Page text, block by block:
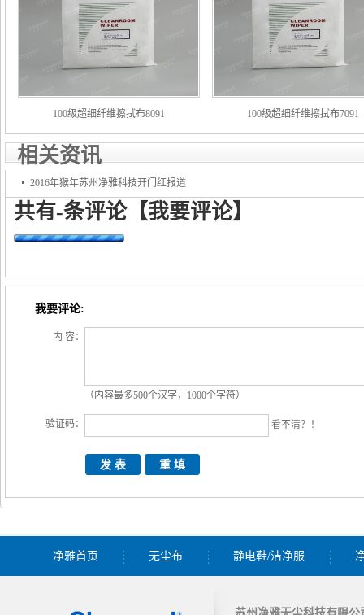
100级超细纤维擦拭布8091 100级超细纤维擦拭布7091
相关资讯
2016年猴年苏州净雅科技开门红报道
共有-条评论【我要评论】
我要评论:
内 容：
（内容最多500个汉字，1000个字符）
验证码： 看不清？！
净雅首页 无尘布 静电鞋/洁净服